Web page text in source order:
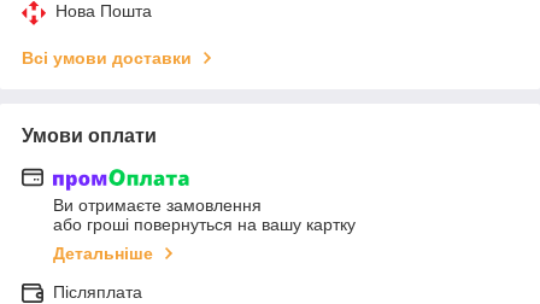
Нова Пошта
Всі умови доставки
Умови оплати
Ви отримаєте замовлення
або гроші повернуться на вашу картку
Детальніше
Післяплата